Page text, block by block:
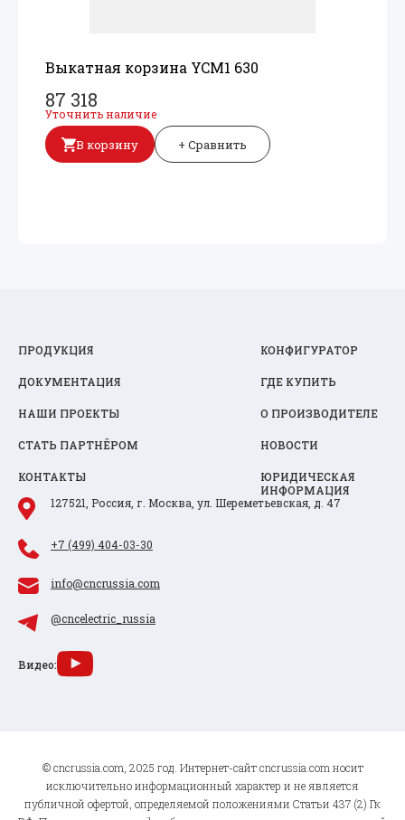
Выкатная корзина YCM1 630
87 318
Уточнить наличие
В корзину + Сравнить
ПРОДУКЦИЯ КОНФИГУРАТОР
ДОКУМЕНТАЦИЯ ГДЕ КУПИТЬ
НАШИ ПРОЕКТЫ О ПРОИЗВОДИТЕЛЕ
СТАТЬ ПАРТНЁРОМ НОВОСТИ
КОНТАКТЫ
ЮРИДИЧЕСКАЯ
ИНФОРМАЦИЯ
127521, Россия, г. Москва, ул. Шереметьевская, д. 47
+7 (499) 404-03-30
info@cncrussia.com
@cncelectric_russia
Видео:
© cncrussia.com, 2025 год. Интернет-сайт cncrussia.com носит
исключительно информационный характер и не является
публичной офертой, определяемой положениями Статьи 437 (2) Гк